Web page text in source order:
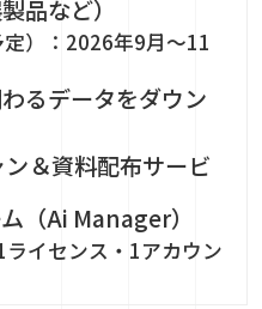
品など）
）：2026年9月～11
るデータをダウン
＆資料配布サービ
（Ai Manager）
イセンス・1アカウン